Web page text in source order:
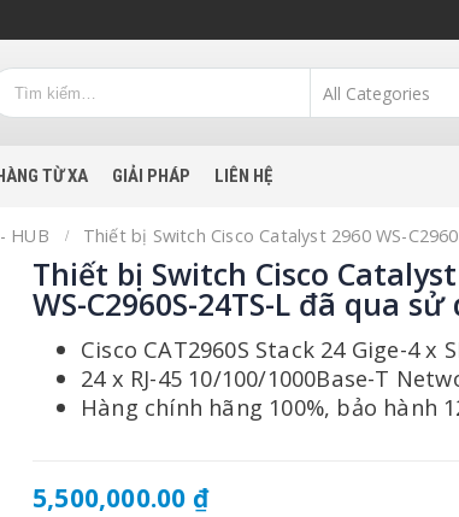
TỪ XA GIẢI PHÁP LIÊN HỆ
HUB Thiết bị Switch Cisco Catalyst 2960 WS-
Thiết bị Switch Cisco
WS-C2960S-24TS-L đã qua
Cisco CAT2960S Stack 24 Gige-4 x
24 x RJ-45 10/100/1000Base-T
Hàng chính hãng 100%, bảo hành
5,500,000.00 ₫